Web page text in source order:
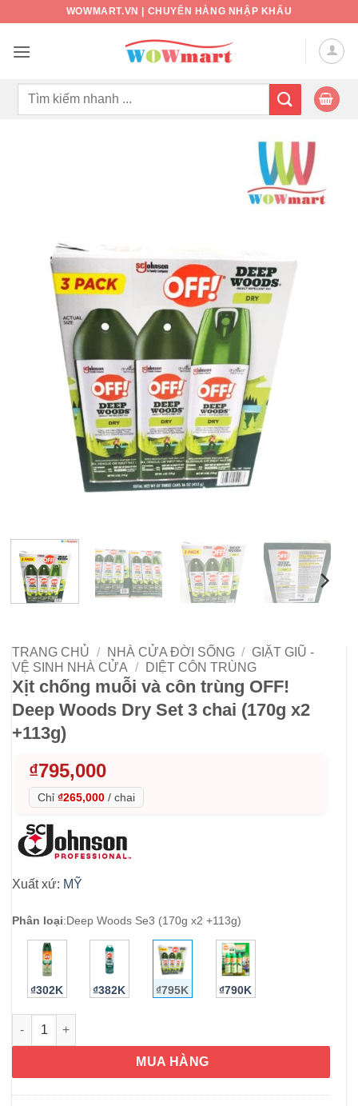
nội
WOWMART.VN | CHUYÊN HÀNG NHẬP KHẨU
Tìm
TRANG CHỦ / NHÀ CỬA ĐỜI SỐNG / GIẶT GIŨ -
VỆ SINH NHÀ CỬA / DIỆT CÔN TRÙNG
Xịt chống muỗi và côn trùng OFF!
Deep Woods Dry Set 3 chai (170g x2
+113g)
₫795,000
Chỉ ₫265,000 / chai
Xuất xứ: MỸ
Phân loại:Deep Woods Se3 (170g x2 +113g)
₫302K ₫382K ₫795K ₫790K
Xịt chống muỗi và côn trùng OFF! Deep Woods Dry Set 3 chai
MUA HÀNG